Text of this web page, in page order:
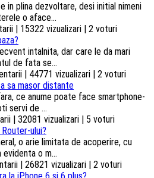
in plina dezvoltare, desi initial nimeni
o aface...
| 15322 vizualizari | 2 voturi
intalnita, dar care le da mari
de fata se...
| 44771 vizualizari | 2 voturi
sa masor distante
ce anume poate face smartphone-
servi de ...
| 32081 vizualizari | 5 voturi
ului?
o arie limitata de acoperire, cu
o m...
| 26821 vizualizari | 2 voturi